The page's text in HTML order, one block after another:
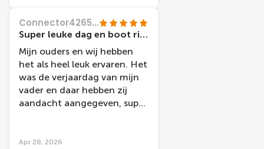
apple; all were tasty) and lots
of self-serve toppings
(sprinkles, stroopwafel, fruit,
Nutella, ham, cheese, the list
goes on). No one left even
remotely hungry! Our four-
year-old also really enjoyed
the ball pit. Great idea so
Connector42655580305
Super leuke dag en boot ritje
Mijn ouders en wij hebben
het als heel leuk ervaren. Het
was de verjaardag van mijn
vader en daar hebben zij
aandacht aangegeven, super
vriendelijk en alles is goed
Apr 28, 2026